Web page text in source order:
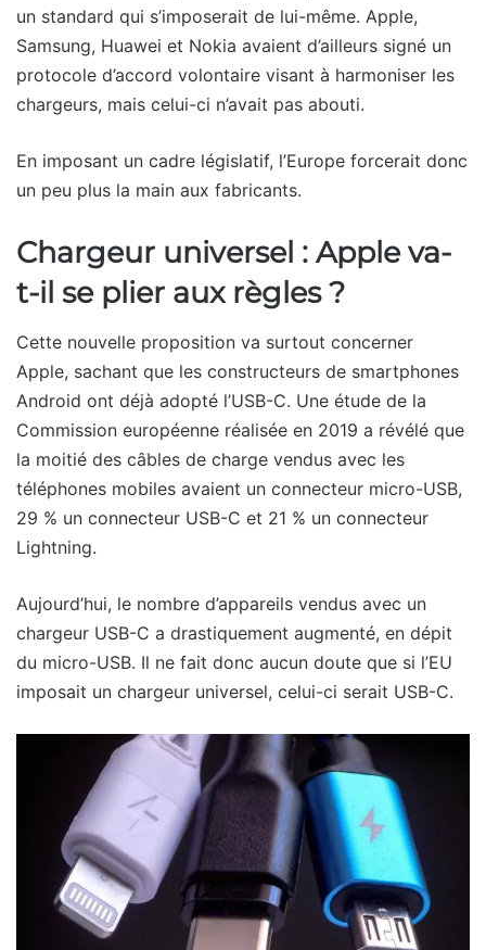
un standard qui s’imposerait de lui-même. Apple,
Samsung, Huawei et Nokia avaient d’ailleurs signé un
protocole d’accord volontaire visant à harmoniser les
chargeurs, mais celui-ci n’avait pas abouti.
En imposant un cadre législatif, l’Europe forcerait donc
un peu plus la main aux fabricants.
Chargeur universel : Apple va-
t-il se plier aux règles ?
Cette nouvelle proposition va surtout concerner
Apple, sachant que les constructeurs de smartphones
Android ont déjà adopté l’USB-C. Une étude de la
Commission européenne réalisée en 2019 a révélé que
la moitié des câbles de charge vendus avec les
téléphones mobiles avaient un connecteur micro-USB,
29 % un connecteur USB-C et 21 % un connecteur
Lightning.
Aujourd’hui, le nombre d’appareils vendus avec un
chargeur USB-C a drastiquement augmenté, en dépit
du micro-USB. Il ne fait donc aucun doute que si l’EU
imposait un chargeur universel, celui-ci serait USB-C.